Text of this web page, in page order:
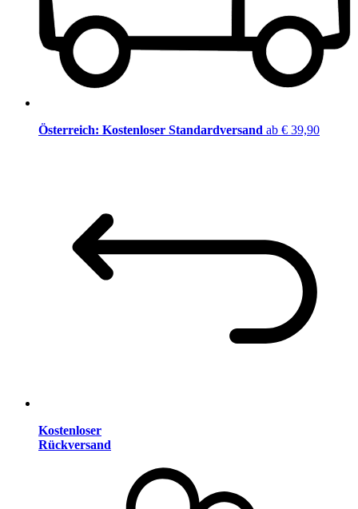
Österreich: Kostenloser Standardversand ab € 39,90
Kostenloser
Rückversand